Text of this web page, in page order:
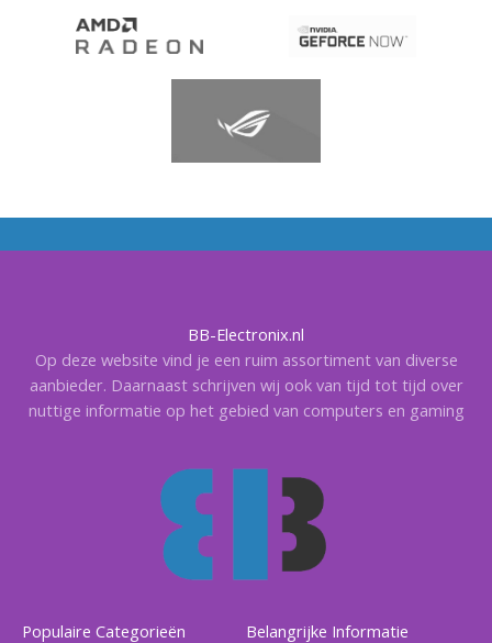
BB-Electronix.nl
Op deze website vind je een ruim assortiment van diverse
aanbieder. Daarnaast schrijven wij ook van tijd tot tijd over
nuttige informatie op het gebied van computers en gaming
Populaire Categorieën Belangrijke Informatie